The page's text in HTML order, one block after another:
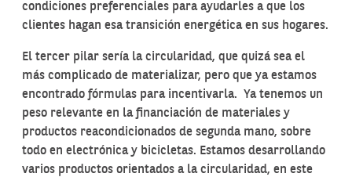
condiciones preferenciales para ayudarles a que los
clientes hagan esa transición energética en sus hogares.
El tercer pilar sería la circularidad, que quizá sea el
más complicado de materializar, pero que ya estamos
encontrado fórmulas para incentivarla. Ya tenemos un
peso relevante en la financiación de materiales y
productos reacondicionados de segunda mano, sobre
todo en electrónica y bicicletas. Estamos desarrollando
varios productos orientados a la circularidad, en este